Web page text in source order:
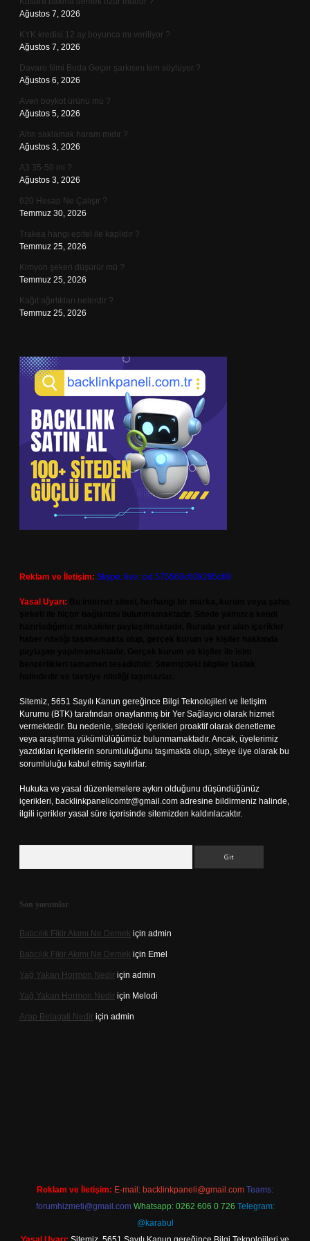
Ağustos 7, 2026
KYK kredisi 12 ay boyunca mı veriliyor ?
Ağustos 7, 2026
Davaro filmi Buda Geçer şarkısını kim söylüyor ?
Ağustos 6, 2026
Aven boykot ürünü mü ?
Ağustos 5, 2026
Altın saklamak haram mıdır ?
Ağustos 3, 2026
A3 35-50 mi ?
Ağustos 3, 2026
620 Hesap Ne Çalışır ?
Temmuz 30, 2026
Trakea hangi epitel ile kaplıdır ?
Temmuz 25, 2026
Kimyon şekeri düşürür mü ?
Temmuz 25, 2026
Kağıt ağırlıkları nelerdir ?
Temmuz 25, 2026
Reklam ve İletişim: Skype: live:.cid.575569c608265c69
Yasal Uyarı:
Sitemiz, 5651 Sayılı Kanun gereğince Bilgi Teknolojileri ve İletişim
Kurumu (BTK) tarafından onaylanmış bir Yer Sağlayıcı olarak hizmet
vermektedir. Bu nedenle, sitedeki içerikleri proaktif olarak denetleme
veya araştırma yükümlülüğümüz bulunmamaktadır. Ancak, üyelerimiz
yazdıkları içeriklerin sorumluluğunu taşımakta olup, siteye üye olarak bu
sorumluluğu kabul etmiş sayılırlar.
Hukuka ve yasal düzenlemelere aykırı olduğunu düşündüğünüz
içerikleri, backlinkpanelicomtr@gmail.com adresine bildirmeniz halinde,
ilgili içerikler yasal süre içerisinde sitemizden kaldırılacaktır.
Son yorumlar
Batıcılık Fikir Akımı Ne Demek için admin
Batıcılık Fikir Akımı Ne Demek için Emel
Yağ Yakan Hormon Nedir için admin
Yağ Yakan Hormon Nedir için Melodi
Arap Belagati Nedir için admin
Reklam ve İletişim: E-mail: backlinkpaneli@gmail.com Teams:
forumhizmeti@gmail.com Whatsapp: 0262 606 0 726 Telegram:
@karabul